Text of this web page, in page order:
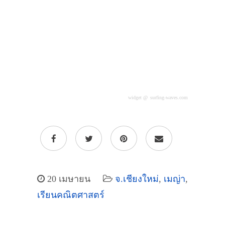
widget @ surfing-waves.com
20 เมษายน จ.เชียงใหม่, เมญ่า,
เรียนคณิตศาสตร์